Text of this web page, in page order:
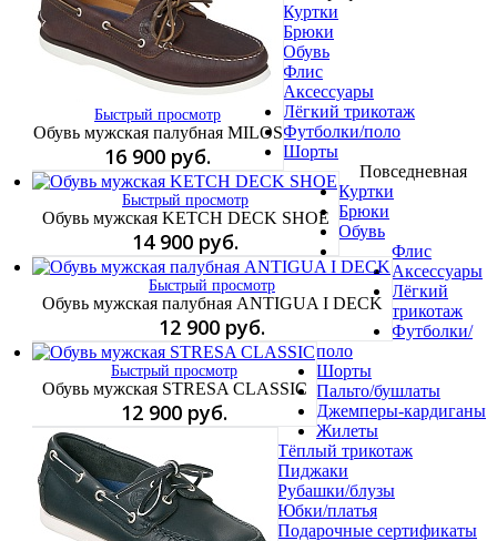
Быстрый просмотр
Обувь мужская палубная MILOS
16 900 руб.
Быстрый просмотр
Обувь мужская KETCH DECK SHOE
14 900 руб.
Быстрый просмотр
Обувь мужская палубная ANTIGUA I DECK
12 900 руб.
Быстрый просмотр
Обувь мужская STRESA CLASSIC
12 900 руб.
Куртки
Брюки
Обувь
Флис
Аксессуары
Лёгкий трикотаж
Футболки/поло
Шорты
Повседневная
Куртки
Брюки
Обувь
Флис
Аксессуары
Лёгкий
трикотаж
Футболки/
поло
Шорты
Пальто/бушлаты
Джемперы-кардиганы
Жилеты
Тёплый трикотаж
Пиджаки
Рубашки/блузы
Юбки/платья
Подарочные сертификаты